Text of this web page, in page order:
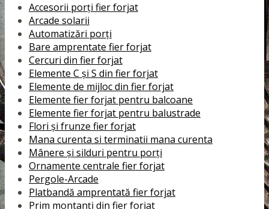
Accesorii porți fier forjat
Arcade solarii
Automatizări porți
Bare amprentate fier forjat
Cercuri din fier forjat
Elemente C și S din fier forjat
Elemente de mijloc din fier forjat
Elemente fier forjat pentru balcoane
Elemente fier forjat pentru balustrade
Flori și frunze fier forjat
Mana curenta si terminatii mana curenta
Mânere și silduri pentru porți
Ornamente centrale fier forjat
Pergole-Arcade
Platbandă amprentată fier forjat
Prim montanți din fier forjat